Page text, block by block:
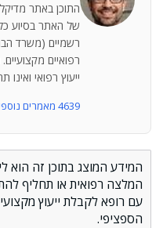
התוכן באתר מדיקל
של האתר בסיוע
רשמיים (משרד
רפואיים
ייעוץ רפואי
4639 מאמרים נוספים
המידע המוצג בתוכן זה הוא
המלצה רפואית או תחליף
עם רופא לקבלת ייעוץ
הספציפי.